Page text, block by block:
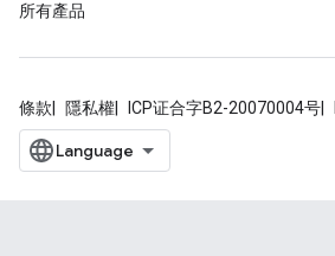
所有產品
條款 隱私權 ICP证合字B2-20070004号